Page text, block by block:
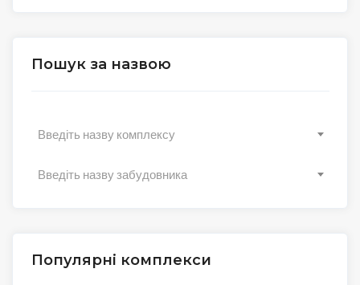
Пошук за назвою
Введіть назву комплексу
Введіть назву забудовника
Популярні комплекси